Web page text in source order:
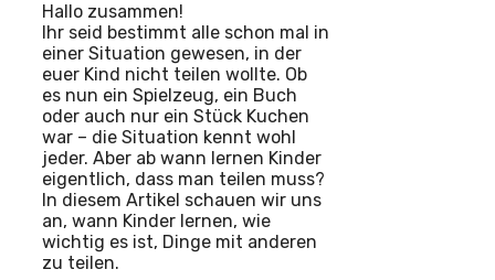
Hallo zusammen!
Ihr seid bestimmt alle schon mal in
einer Situation gewesen, in der
euer Kind nicht teilen wollte. Ob
es nun ein Spielzeug, ein Buch
oder auch nur ein Stück Kuchen
war – die Situation kennt wohl
jeder. Aber ab wann lernen Kinder
eigentlich, dass man teilen muss?
In diesem Artikel schauen wir uns
an, wann Kinder lernen, wie
wichtig es ist, Dinge mit anderen
zu teilen.